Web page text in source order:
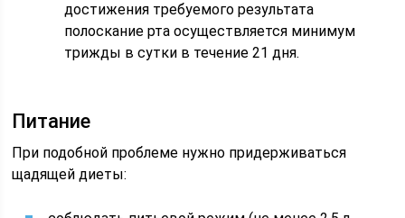
достижения требуемого результата
полоскание рта осуществляется минимум
трижды в сутки в течение 21 дня.
Питание
При подобной проблеме нужно придерживаться
щадящей диеты: